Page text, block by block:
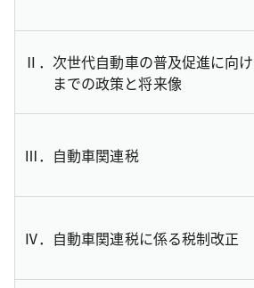
Ⅱ．次世代自動車の普及促進に向
までの政策と将来像
Ⅲ． 自動車関連税
Ⅳ． 自動車関連税に係る税制改正